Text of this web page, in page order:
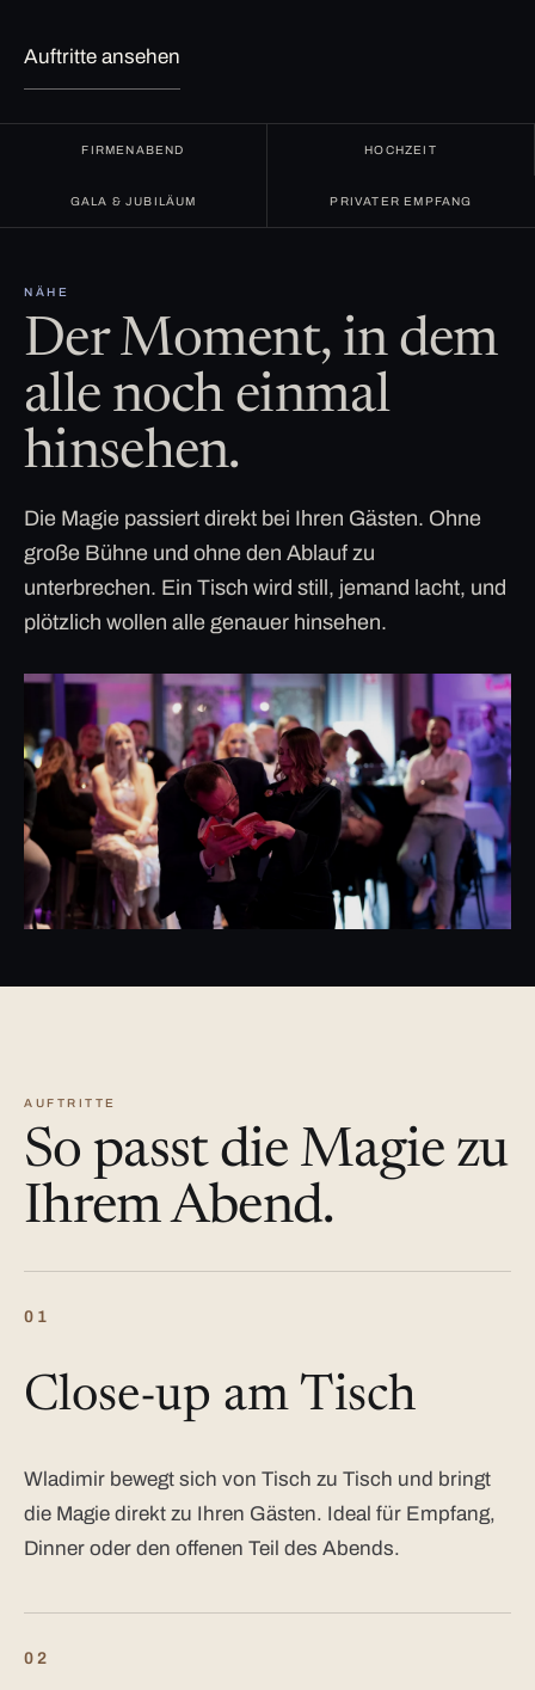
Auftritte ansehen
FIRMENABEND HOCHZEIT
GALA & JUBILÄUM PRIVATER EMPFANG
NÄHE
Der Moment, in dem
alle noch einmal
hinsehen.
Die Magie passiert direkt bei Ihren Gästen. Ohne
große Bühne und ohne den Ablauf zu
unterbrechen. Ein Tisch wird still, jemand lacht, und
plötzlich wollen alle genauer hinsehen.
AUFTRITTE
So passt die Magie zu
Ihrem Abend.
01
Close-up am Tisch
Wladimir bewegt sich von Tisch zu Tisch und bringt
die Magie direkt zu Ihren Gästen. Ideal für Empfang,
Dinner oder den offenen Teil des Abends.
02